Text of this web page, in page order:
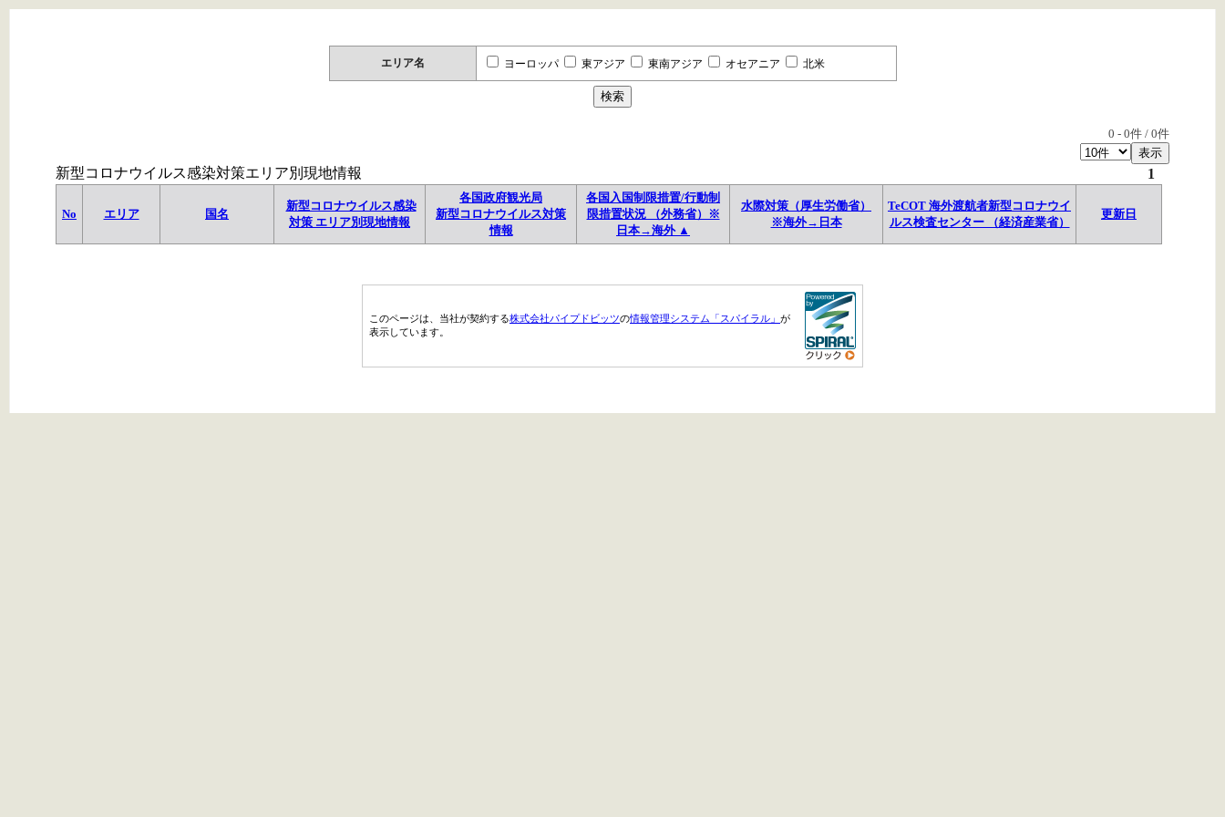
エリア名 ヨーロッパ 東アジア 東南アジア オセアニア 北米
0 - 0件 / 0件
新型コロナウイルス感染対策エリア別現地情報 1
No エリア 国名
新型コロナウイルス感染
対策 エリア別現地情報
各国政府観光局
新型コロナウイルス対策
情報
各国入国制限措置/行動制
限措置状況 （外務省）※
日本→海外 ▲
水際対策（厚生労働省）
※海外→日本
TeCOT 海外渡航者新型コロナウイ
ルス検査センター （経済産業省）
更新日
このページは、当社が契約する株式会社パイプドビッツの情報管理システム「スパイラル」 が
表示しています。